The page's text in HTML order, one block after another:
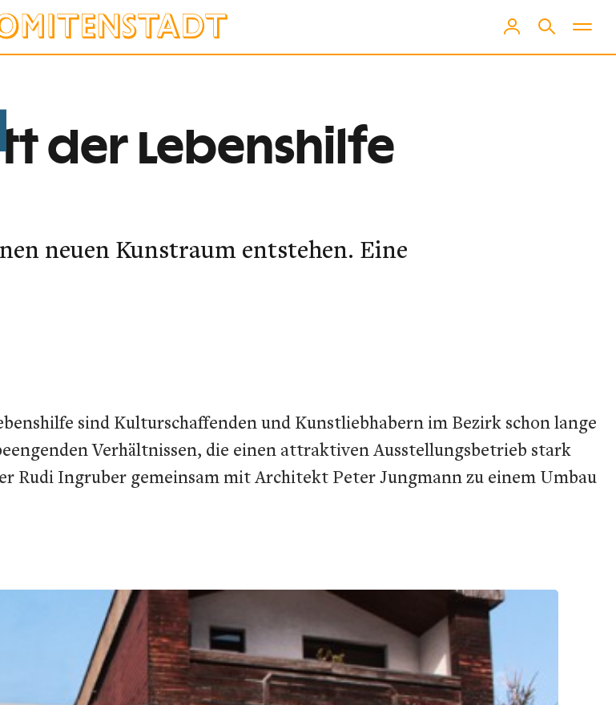
der Lebenshilfe
neuen Kunstraum entstehen. Eine
sind Kulturschaffenden und Kunstliebhabern im Bezirk schon lange
Verhältnissen, die einen attraktiven Ausstellungsbetrieb stark
Rudi Ingruber gemeinsam mit Architekt Peter Jungmann zu einem Umbau